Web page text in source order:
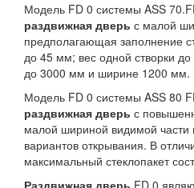
Модель FD 0 системы ASS
раздвижная дверь с малой
предполагающая заполнение
до 45 мм; вес одной створки до
до 3000 мм и ширине 1200 мм.
Модель FD 0 системы ASS 80
раздвижная дверь с
малой шириной видимой
вариантов открывания. В
максимальный стеклопакет
Раздвижная дверь FD 0